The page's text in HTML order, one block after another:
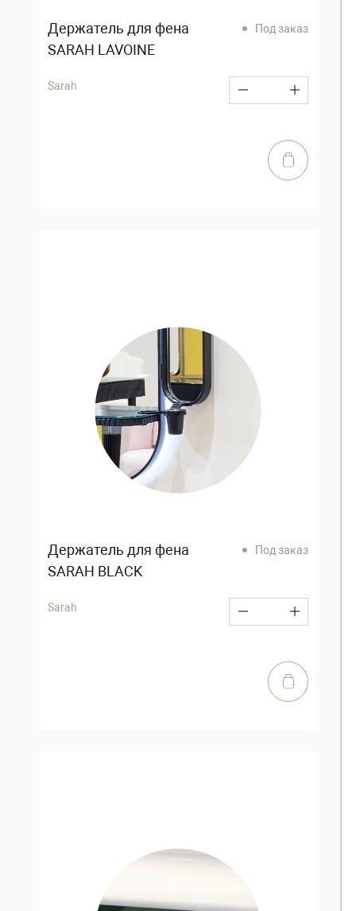
Держатель для фена
SARAH LAVOINE
Под заказ
Sarah
Держатель для фена
SARAH BLACK
Под заказ
Sarah